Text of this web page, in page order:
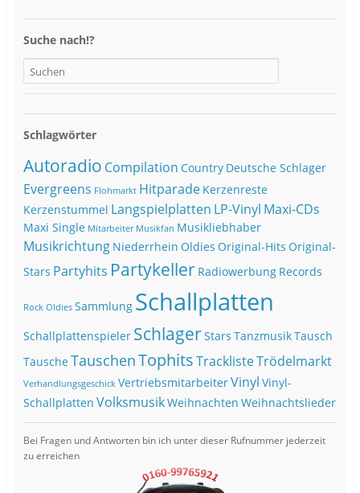
Suche nach!?
Schlagwörter
Autoradio Compilation Country Deutsche Schlager
Evergreens Flohmarkt Hitparade Kerzenreste
Kerzenstummel Langspielplatten LP-Vinyl Maxi-CDs
Maxi Single Mitarbeiter Musikfan Musikliebhaber
Musikrichtung Niederrhein Oldies Original-Hits Original-
Stars Partyhits Partykeller Radiowerbung Records
Rock Oldies Sammlung Schallplatten
Schallplattenspieler SchlagerStars TanzmusikTausch
TauscheTauschenTophitsTracklisteTrödelmarkt
Verhandlungsgeschick VertriebsmitarbeiterVinyl Vinyl-
Schallplatten VolksmusikWeihnachten Weihnachtslieder
Bei Fragen und Antworten bin ich unter dieser Rufnummer jederzeit
zu erreichen